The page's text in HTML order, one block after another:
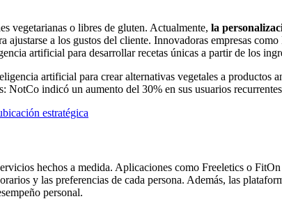
vegetarianas o libres de gluten. Actualmente, la
a los gustos del cliente. Innovadoras empresas
artificial para desarrollar recetas únicas a partir de los
artificial para crear alternativas vegetales a productos
NotCo indicó un aumento del 30% en sus usuarios
estratégica
hechos a medida. Aplicaciones como Freeletics o
y las preferencias de cada persona. Además, las
personal.